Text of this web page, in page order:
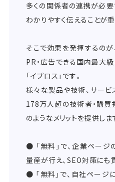
多くの関係者の連携が必
わかりやすく伝えることが重
そこで効果を発揮するの
PR・広告できる国内最大
「イプロス」です。
様々な製品や技術、サー
178万人超の技術者・購買
のようなメリットを提供しま
● 「無料」で、企業ペー
量産が行え、SEO対策にも
● 「無料」で、自社ペー